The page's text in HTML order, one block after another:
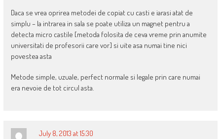
Daca se vrea oprirea metodei de copiat cu casti e iarasi atat de
simplu – la intrarea in sala se poate utiliza un magnet pentru a
detecta micro castile [metoda folosita de ceva vreme prin anumite
universitati de profesorii care vor] si uite asa numai tine nici
povestea asta
Metode simple, uzuale, perfect normale si legale prin care numai
era nevoie de tot circul asta.
July 8, 2013 at 15:30